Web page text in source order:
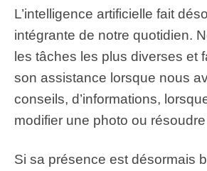
L’intelligence artificielle fait
intégrante de notre quotidien.
les tâches les plus diverses et
son assistance lorsque nous
conseils, d’informations,
modifier une photo ou
Si sa présence est désormais